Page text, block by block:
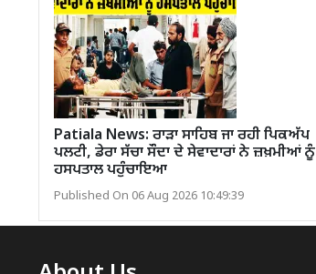
Patiala News: ਰਾੜਾ ਸਾਹਿਬ ਜਾ ਰਹੀ ਪਿਕਅੱਪ
ਪਲਟੀ, ਡੇਰਾ ਸੱਚਾ ਸੌਦਾ ਦੇ ਸੇਵਾਦਾਰਾਂ ਨੇ ਜ਼ਖ਼ਮੀਆਂ ਨੂੰ
ਹਸਪਤਾਲ ਪਹੁੰਚਾਇਆ
Published On 06 Aug 2026 10:49:39